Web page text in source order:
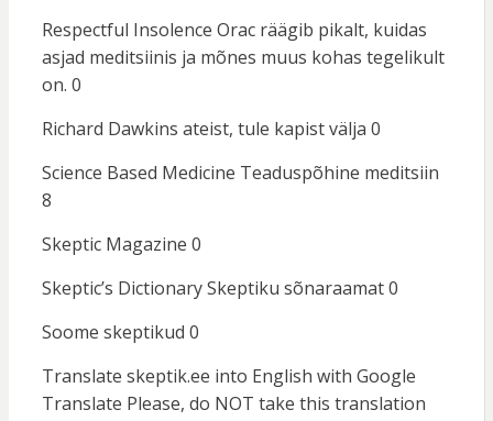
Respectful Insolence Orac räägib pikalt, kuidas
asjad meditsiinis ja mõnes muus kohas tegelikult
on. 0
Richard Dawkins ateist, tule kapist välja 0
Science Based Medicine Teaduspõhine meditsiin
8
Skeptic Magazine 0
Skeptic’s DictionarySkeptiku sõnaraamat 0
Soome skeptikud 0
Translate skeptik.ee into English with Google
Translate Please, do NOT take this translation